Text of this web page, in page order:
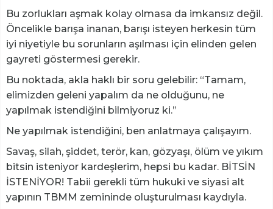
Bu zorlukları aşmak kolay olmasa da imkansız değil.
Öncelikle barışa inanan, barışı isteyen herkesin tüm
iyi niyetiyle bu sorunların aşılması için elinden gelen
gayreti göstermesi gerekir.
Bu noktada, akla haklı bir soru gelebilir: “Tamam,
elimizden geleni yapalım da ne olduğunu, ne
yapılmak istendiğini bilmiyoruz ki.”
Ne yapılmak istendiğini, ben anlatmaya çalışayım.
Savaş, silah, şiddet, terör, kan, gözyaşı, ölüm ve yıkım
bitsin isteniyor kardeşlerim, hepsi bu kadar. BİTSİN
İSTENİYOR! Tabii gerekli tüm hukuki ve siyasi alt
yapının TBMM zemininde oluşturulması kaydıyla.